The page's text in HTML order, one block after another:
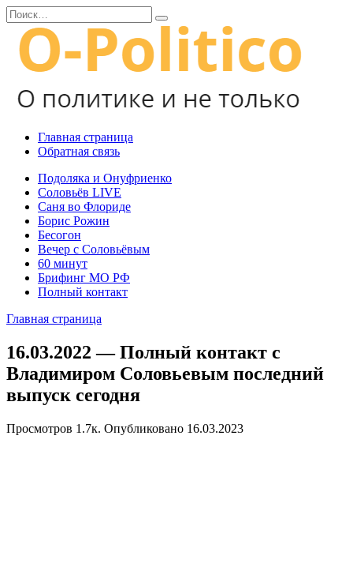
Перейти
к
содержанию
Search
for:
Главная страница
Обратная связь
Подоляка и Онуфриенко
Соловьёв LIVE
Саня во Флориде
Борис Рожин
Бесогон
Вечер с Соловьёвым
60 минут
Брифинг МО РФ
Полный контакт
Главная страница
16.03.2022 — Полный контакт с
Владимиром Соловьевым последний
выпуск сегодня
Просмотров 1.7к. Опубликовано 16.03.2023